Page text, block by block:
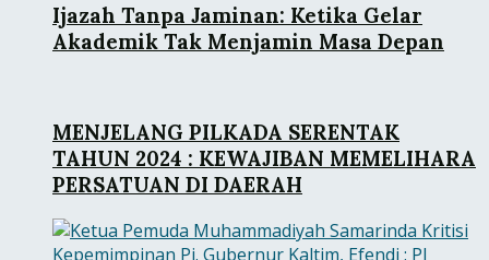
Ijazah Tanpa Jaminan: Ketika Gelar
Akademik Tak Menjamin Masa Depan
MENJELANG PILKADA SERENTAK
TAHUN 2024 : KEWAJIBAN MEMELIHARA
PERSATUAN DI DAERAH